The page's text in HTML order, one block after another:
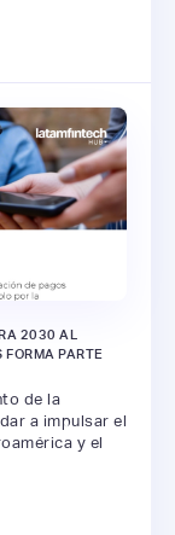
2030 AL
PARTE
de la
a impulsar el
y el